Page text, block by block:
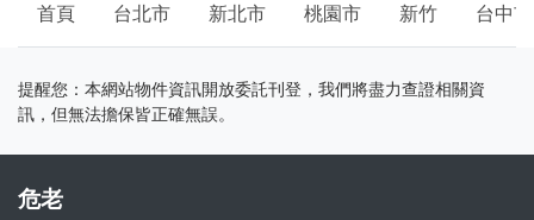
首頁 台北市 新北市 桃園市 新竹 台中市
提醒您：本網站物件資訊開放委託刊登，我們將盡力查證相關資
訊，但無法擔保皆正確無誤。
危老